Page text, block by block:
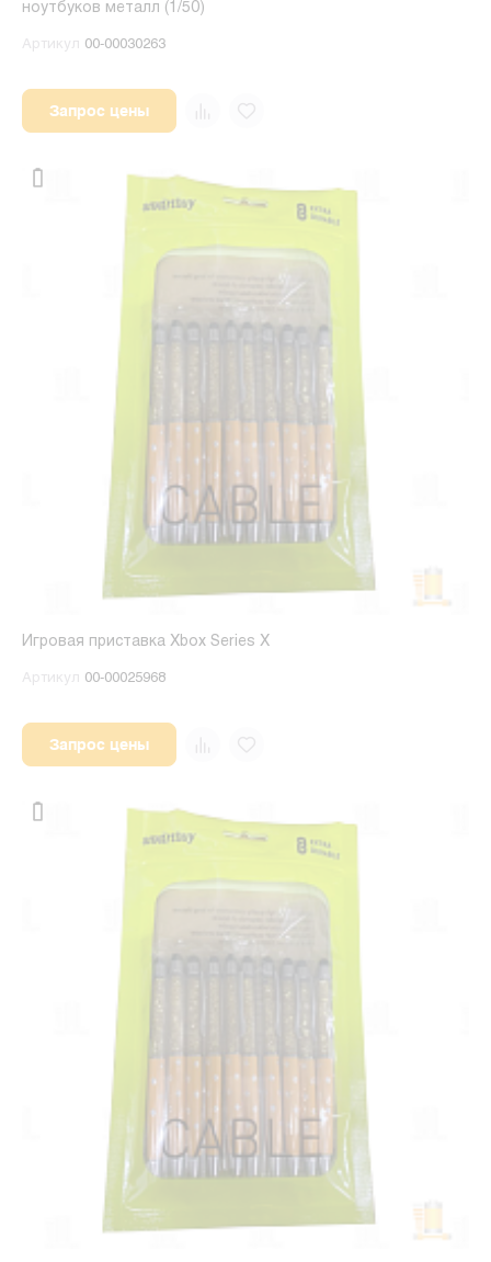
ноутбуков металл (1/50)
Артикул 00-00030263
Запрос цены
Игровая приставка Xbox Series X
Артикул 00-00025968
Запрос цены